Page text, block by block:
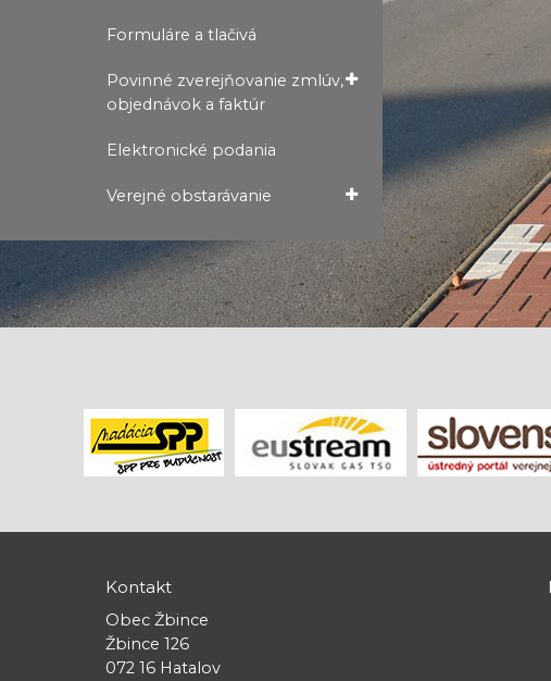
Formuláre a tlačivá
Povinné zverejňovanie zmlúv,
objednávok a faktúr
Elektronické podania
Verejné obstarávanie
Kontakt
Obec Žbince
Žbince 126
072 16 Hatalov